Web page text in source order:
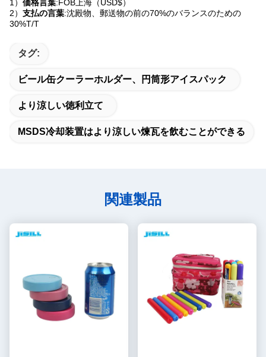
1） 価格言葉:FOB上海（USD$）
2） 支払の言葉:沈殿物、郵送物の前の70%のバランスのための
30%T/T
タグ:
ビール缶クーラーホルダー、円筒形アイスパック
より涼しい徳利立て
MSDS冷却装置はより涼しい煉瓦を飲むことができる
関連製品